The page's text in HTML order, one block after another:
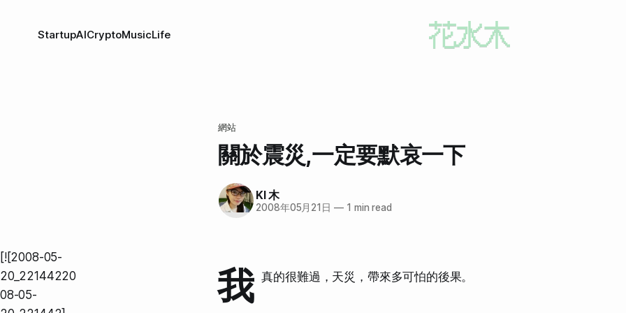
StartupAICryptoMusicLife
網站
關於震災,一定要默哀一下
KI 木
2008年05月21日 —1 min read
[![2008-05-
20_22144220
08-05-
我 真的很難過，天災，帶來多可怕的後果。